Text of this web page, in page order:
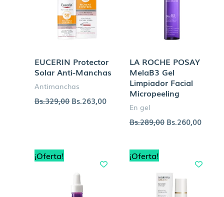
EUCERIN Protector
Solar Anti-Manchas
Antimanchas
Bs.329,00 Bs.263,00
LA ROCHE POSAY
MelaB3 Gel
Limpiador Facial
Micropeeling
En gel
Bs.289,00 Bs.260,00
¡Oferta!
original
era:
Bs.559,00.
precio
¡Oferta!
original
era:
Bs.339,00.
precio